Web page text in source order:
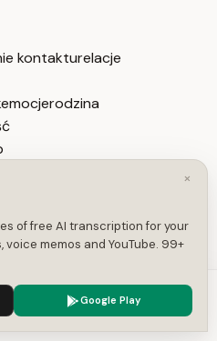
kontakturelacje
emocjerodzina
and YouTube videos —
and unlimited
video here →
·Merge SRT·Subtitle
×
of free AI transcription for your
memos and YouTube. 99+
Google Play